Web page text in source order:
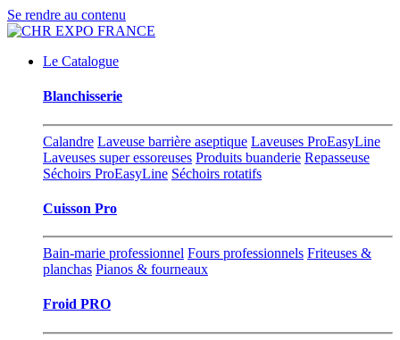
Se rendre au contenu
Le Catalogue
Blanchisserie
Calandre Laveuse barrière aseptique Laveuses ProEasyLine
Laveuses super essoreuses Produits buanderie Repasseuse
Séchoirs ProEasyLine Séchoirs rotatifs
Cuisson Pro
Bain-marie professionnel Fours professionnels Friteuses &
planchas Pianos & fourneaux
Froid PRO